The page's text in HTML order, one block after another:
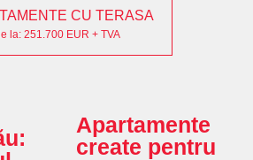
CU TERASA
la: 251.700 EUR + TVA
Apartamente
create pentru